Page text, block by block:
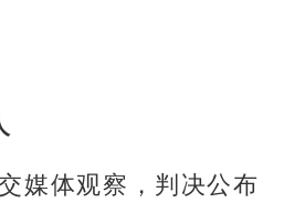
媒体观察，判决公布